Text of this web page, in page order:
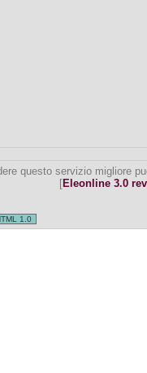
questo servizio migliore
[Eleonline 3.0
1.0